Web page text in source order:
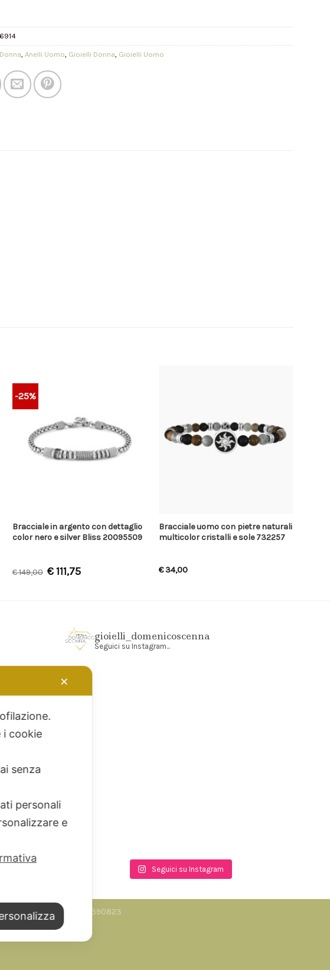
Anelli Uomo Gioielli Donna Gioielli Uomo
-25%
Bracciale in argento con dettaglio
color nero e silver Bliss 20095509
€149,00 €111,75
Bracciale uomo con pietre naturali
multicolor cristalli e sole 732257
€34,00
gioielli_domenicoscenna
Seguici su Instagram...
Seguici su Instagram
Palermo P.I. 06858390823
✕
i cookie
senza
personali
e